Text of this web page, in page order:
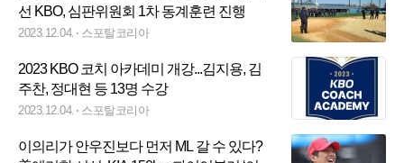
선 KBO, 심판위원회 1차 동계훈련 진행
2023.12.04. 스포탈코리아
2023 KBO 코치 아카데미 개강...김지용, 김
주찬, 정대현 등 13명 수강
2023.12.04. 스포탈코리아
이의리가 안우진보다 먼저 ML 갈 수 있다?